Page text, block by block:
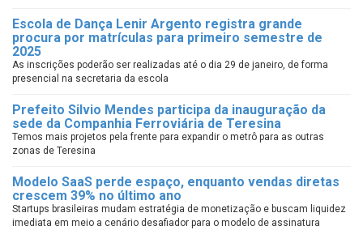
Escola de Dança Lenir Argento registra grande
procura por matrículas para primeiro semestre de
2025
As inscrições poderão ser realizadas até o dia 29 de janeiro, de forma
presencial na secretaria da escola
Prefeito Silvio Mendes participa da inauguração da
sede da Companhia Ferroviária de Teresina
Temos mais projetos pela frente para expandir o metrô para as outras
zonas de Teresina
Modelo SaaS perde espaço, enquanto vendas diretas
crescem 39% no último ano
Startups brasileiras mudam estratégia de monetização e buscam liquidez
imediata em meio a cenário desafiador para o modelo de assinatura